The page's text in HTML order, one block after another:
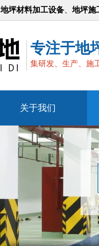
地坪材料加工设备 地坪施
专注于地
集研发、生产、施
关于我们